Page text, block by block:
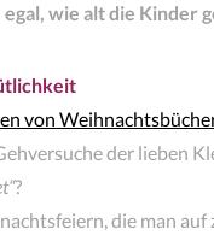
wie alt die Kinder
von
der lieben
?
die man